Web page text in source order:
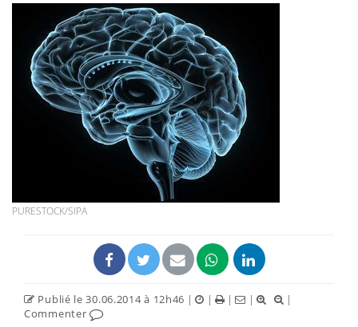
PURESTOCK/SIPA
Publié le 30.06.2014 à 12h46 | | | |
|
Commenter